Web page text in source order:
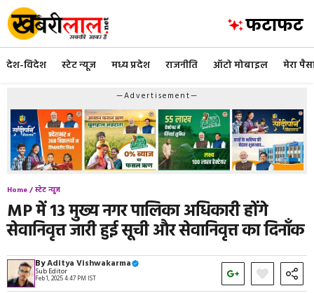
Skip
to
content
देश-विदेश स्टेट न्यूज मध्य प्रदेश राजनीति ऑटो मोबाइल मेरा
—Advertisement—
Home /स्टेट न्यूज
MP में 13 मुख्य नगर पालिका अधिकारी होंगे
सेवानिवृत्त जारी हुई सूची और सेवानिवृत्त का दिनाँक
ByAditya Vishwakarma
Sub Editor
Feb 1, 2025 4:47 PM IST